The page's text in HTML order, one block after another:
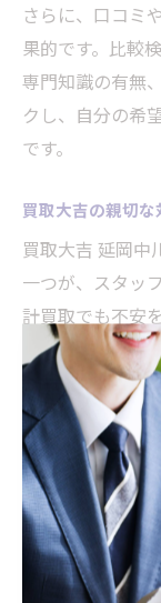
さらに、口コミ
果的です。比較
専門知識の有無
クし、自分の希
です。
買取大吉の親切
買取大吉 延岡中
一つが、スタッ
計買取でも不安
りやすく説明し
価されています。
また、査定は無
ンセルも可能な
います。こうし
の信頼構築につ
口コミで分かる